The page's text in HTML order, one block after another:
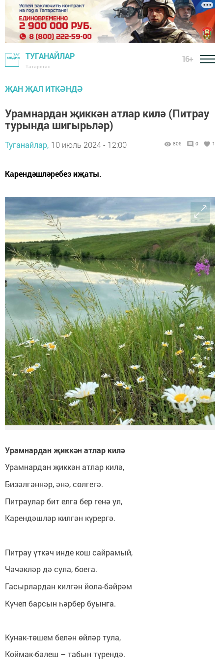
ТУГАНАЙЛАР
Татарстан
16+
ҖАН ҖАЛ ИТКӘНДӘ
Урамнардан җиккән атлар килә (Питрау
турында шигырьләр)
Туганайлар, 10 июль 2024 - 12:00 805 0 1
Карендәшләребез иҗаты.
Урамнардан җиккән атлар килә
Урамнардан җиккән атлар килә,
Бизәлгәннәр, әнә, сөлгегә.
Питраулар бит елга бер генә ул,
Карендәшләр килгән күрергә.
Питрау үткәч инде кош сайрамый,
Чәчәкләр дә сула, боега.
Гасырлардан килгән йола-бәйрәм
Күчеп барсын һәрбер буынга.
Кунак-төшем белән өйләр тула,
Коймак-бәлеш – табын түрендә.